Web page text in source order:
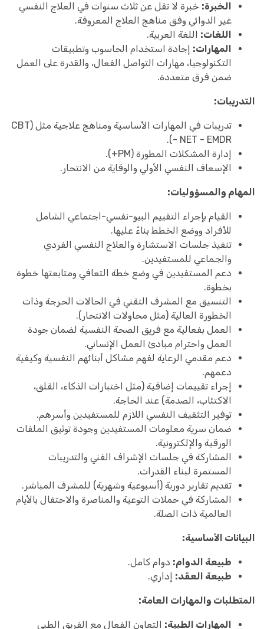
الخبرة: خبرة لا تقل عن ثلاث سنوات في العلاج النفسي
غير الدوائي وفق مناهج العلاج المعروفة.
اللغات: اللغة العربية.
المهارات: إجادة استخدام الحاسوب وتطبيقات
التكنولوجيا، مهارات التواصل الفعال، والقدرة على العمل
ضمن فرق متعددة.
التدريبات:
تدريبات في المهارات الأساسية ومناهج علاجية مثل (CBT
- NET - EMDR).
إدارة المشكلات المطورة (PM+).
الإسعاف النفسي الأولي والوقاية من الانتحار.
المهام والمسؤوليات:
القيام بإجراء التقييم البيو-نفسي-اجتماعي الشامل
للأفراد ووضع الخطط بناءً عليها.
تنفيذ جلسات الاستشارة والعلاج النفسي الفردي
والجماعي للمستفيدين.
دعم المستفيدين في وضع خطة التعافي ومتابعتها خطوة
بخطوة.
التنسيق مع المشرف التقني في الحالات الحرجة وذات
الخطورة العالية (مثل محاولات الانتحار).
العمل بفعالية مع فريق الصحة النفسية لضمان جودة
العمل واحترام مبادئ العمل الإنساني.
دعم مقدمي الرعاية لفهم مشاكل أبنائهم النفسية وكيفية
دعمهم.
إجراء تقييمات إضافية (مثل اختبارات الذكاء، القلق،
الاكتئاب، الصدمة) عند الحاجة.
توفير التثقيف النفسي اللازم للمستفيدين وأسرهم.
ضمان سرية معلومات المستفيدين وجودة توثيق الملفات
الورقية والإلكترونية.
المشاركة في جلسات الإشراف الفني والتدريبات
المستمرة لبناء القدرات.
تقديم تقارير دورية (أسبوعية وشهرية) للمشرف المباشر.
المشاركة في حملات التوعية والمناصرة والاحتفال بالأيام
العالمية ذات الصلة.
البيانات الأساسية:
طبيعة الدوام: دوام كامل.
طبيعة العقد: إداري.
المتطلبات والمهارات العامة:
المهارات الطبية: التعاون الفعال مع الفريق الطبي